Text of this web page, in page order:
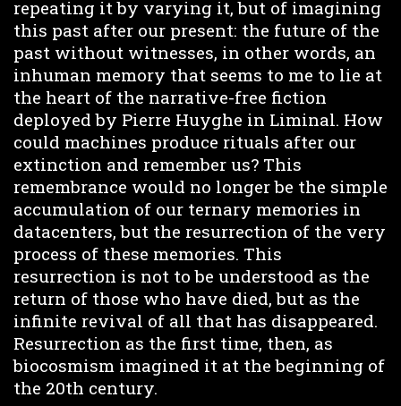
repeating it by varying it, but of imagining
this past after our present: the future of the
past without witnesses, in other words, an
inhuman memory that seems to me to lie at
the heart of the narrative-free fiction
deployed by Pierre Huyghe in Liminal. How
could machines produce rituals after our
extinction and remember us? This
remembrance would no longer be the simple
accumulation of our ternary memories in
datacenters, but the resurrection of the very
process of these memories. This
resurrection is not to be understood as the
return of those who have died, but as the
infinite revival of all that has disappeared.
Resurrection as the first time, then, as
biocosmism imagined it at the beginning of
the 20th century.